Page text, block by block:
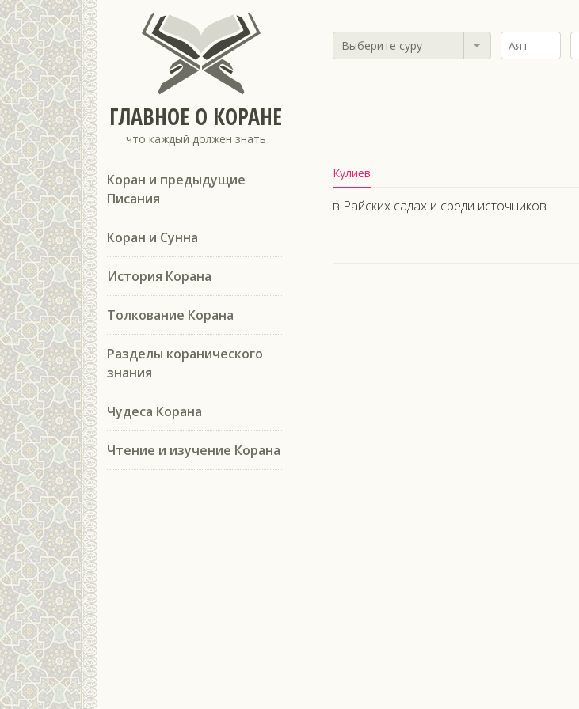
ГЛАВНОЕ О КОРАНЕ
что каждый должен знать
Коран и предыдущие
Писания
Коран и Сунна
История Корана
Толкование Корана
Разделы коранического
знания
Чудеса Корана
Чтение и изучение Корана
Выберите суру
Кулиев
в Райских садах и среди источников.